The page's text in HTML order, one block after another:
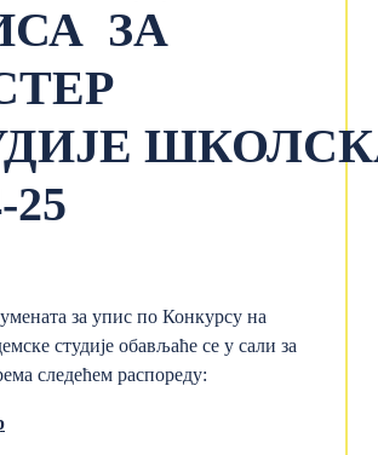
ЗА
25
за упис по Конкурсу на
студије обављаће се у сали за
следећем распореду: